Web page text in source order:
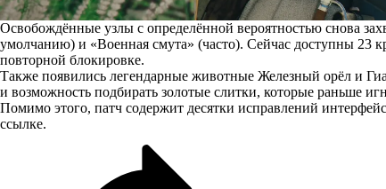
Освобождённые узлы с определённой вероятностью снова
умолчанию) и «Военная смута» (часто). Сейчас доступны 23
повторной блокировке.
Также появились легендарные животные Железный орёл и
и возможность подбирать золотые слитки, которые раньше
Помимо этого, патч содержит десятки исправлений
ссылке.